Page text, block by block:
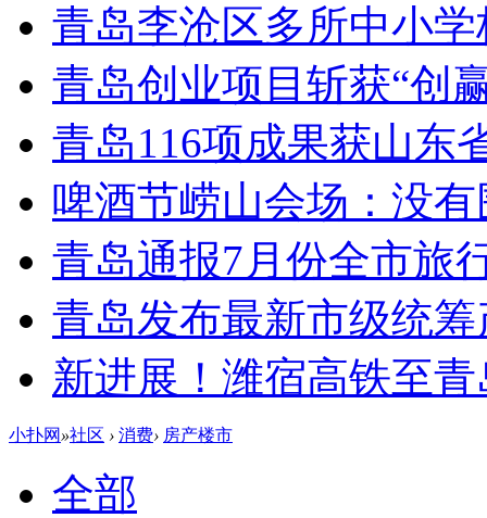
青岛李沧区多所中小
青岛创业项目斩获“创
青岛116项成果获山东
啤酒节崂山会场：没有
青岛通报7月份全市旅
青岛发布最新市级统
新进展！潍宿高铁至
小扑网 »社区 › 消费› 房产楼市
全部